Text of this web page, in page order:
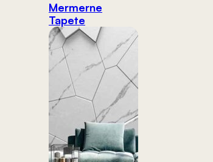
Mermerne
Tapete